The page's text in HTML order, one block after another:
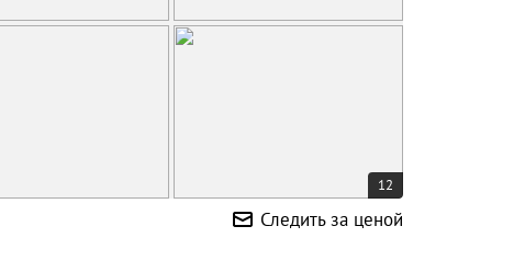
12
Следить за ценой